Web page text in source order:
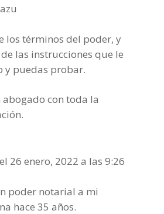
los términos del poder, y
las instrucciones que le
y puedas probar.
abogado con toda la
el 26 enero, 2022 a las 9:26
poder notarial a mi
hace 35 años.